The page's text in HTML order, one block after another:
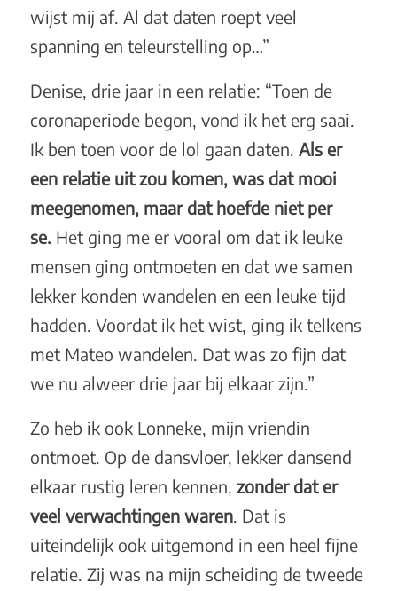
wijst mij af. Al dat daten roept veel
spanning en teleurstelling op…”
Denise, drie jaar in een relatie: “Toen de
coronaperiode begon, vond ik het erg saai.
Ik ben toen voor de lol gaan daten. Als er
een relatie uit zou komen, was dat mooi
meegenomen, maar dat hoefde niet per
se.Het ging me er vooral om dat ik leuke
mensen ging ontmoeten en dat we samen
lekker konden wandelen en een leuke tijd
hadden. Voordat ik het wist, ging ik telkens
met Mateo wandelen. Dat was zo fijn dat
we nu alweer drie jaar bij elkaar zijn.”
Zo heb ik ook Lonneke, mijn vriendin
ontmoet. Op de dansvloer, lekker dansend
elkaar rustig leren kennen, zonder dat er
veel verwachtingen waren. Dat is
uiteindelijk ook uitgemond in een heel fijne
relatie. Zij was na mijn scheiding de tweede